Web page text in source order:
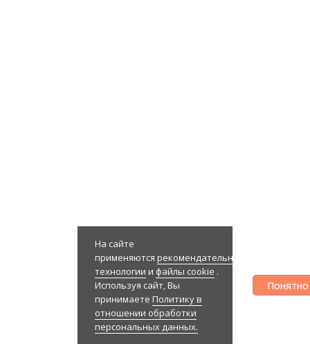
На сайте
применяются рекомендательные
технологии и файлы cookie .
Используя сайт, Вы
принимаете Политику в
отношении обработки
персональных данных.
Понятно